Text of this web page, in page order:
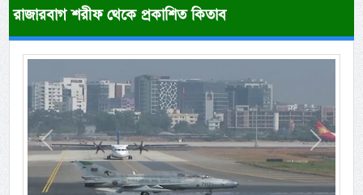
রাজারবাগ শরীফ থেকে প্রকাশিত কিতাব
Previous Next